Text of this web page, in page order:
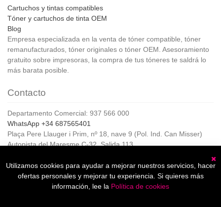
Cartuchos y tintas compatibles
Tóner y cartuchos de tinta OEM
Blog
Empresa especializada en la venta de tóner compatible, tóner
remanufacturados, tóner originales o tóner OEM. Asesoramiento
gratuito sobre impresoras, la compra de tus tóneres te saldrá lo
más barata posible.
Contacto
Departamento Comercial: 937 566 000
WhatsApp +34 687565401
Plaça Pere Llauger i Prim, nº 18, nave 9 (Pol. Ind. Can Misser)
Autopista del Maresme C-32, Salida 113
Horario de Atención al cliente:
De lunes a jueves de 8:00 a 17:00,
Viernes de 8:00 a 15:00
Utilizamos cookies para ayudar a mejorar nuestros servicios, hacer
ofertas personales y mejorar tu experiencia. Si quieres más
información, lee la Política de cookies